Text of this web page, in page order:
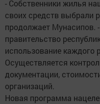
- Собственники жилья
своих средств выбрали
продолжает Мунасипов.
правительство
использование каждого
Осуществляется
документации,
организаций.
Новая программа